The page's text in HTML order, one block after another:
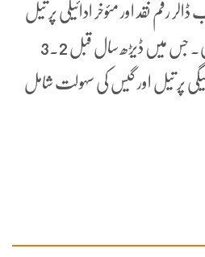
سال قبل 3.2 ارب ڈالر رقم نقد اور مئوخر ادائیگی پر تیل
اور گیس کی سہولت شامل تھی۔ جس میں ڈیڑھ سال قبل 3.2
پر تیل اور گیس کی سہولت شامل